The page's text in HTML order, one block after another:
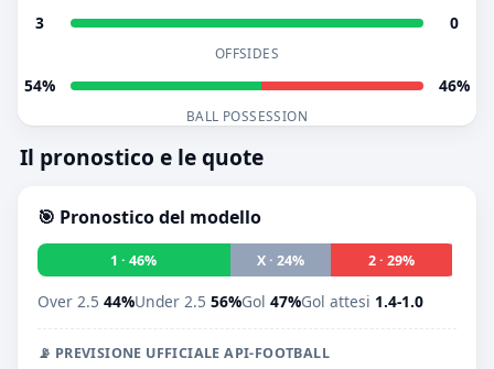
3 0
OFFSIDES
54% 46%
BALL POSSESSION
Il pronostico e le quote
🎯 Pronostico del modello
1 · 46% X · 24% 2 · 29%
Over 2.5 44%Under 2.5 56%Gol 47%Gol attesi 1.4-1.0
📡 PREVISIONE UFFICIALE API-FOOTBALL